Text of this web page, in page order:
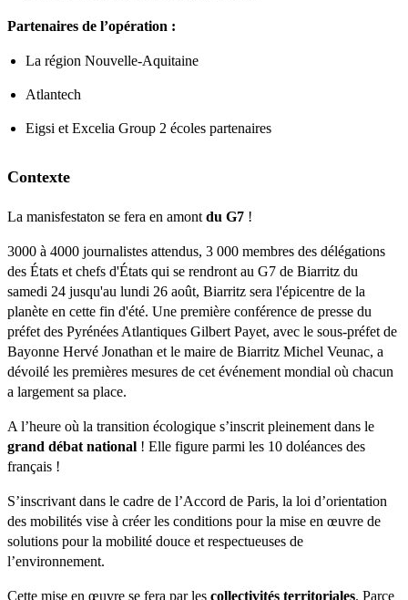
Partenaires de l’opération :
La région Nouvelle-Aquitaine
Atlantech
Eigsi et Excelia Group 2 écoles partenaires
Contexte
La manisfestaton se fera en amont du G7 !
3000 à 4000 journalistes attendus, 3 000 membres des délégations
des États et chefs d'États qui se rendront au G7 de Biarritz du
samedi 24 jusqu'au lundi 26 août, Biarritz sera l'épicentre de la
planète en cette fin d'été. Une première conférence de presse du
préfet des Pyrénées Atlantiques Gilbert Payet, avec le sous-préfet de
Bayonne Hervé Jonathan et le maire de Biarritz Michel Veunac, a
dévoilé les premières mesures de cet événement mondial où chacun
a largement sa place.
A l’heure où la transition écologique s’inscrit pleinement dans le
grand débat national ! Elle figure parmi les 10 doléances des
français !
S’inscrivant dans le cadre de l’Accord de Paris, la loi d’orientation
des mobilités vise à créer les conditions pour la mise en œuvre de
solutions pour la mobilité douce et respectueuses de
l’environnement.
Cette mise en œuvre se fera par les collectivités territoriales. Parce